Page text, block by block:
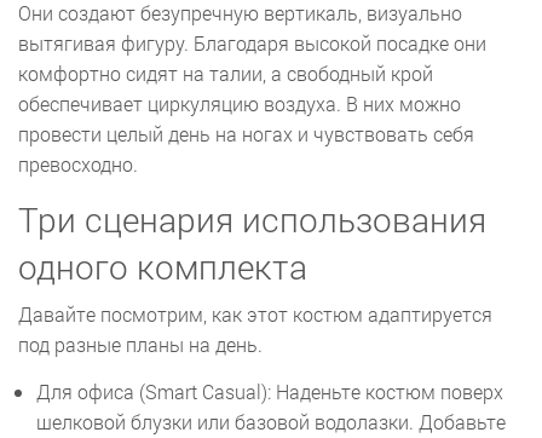
Они создают безупречную вертикаль, визуально
вытягивая фигуру. Благодаря высокой посадке они
комфортно сидят на талии, а свободный крой
обеспечивает циркуляцию воздуха. В них можно
провести целый день на ногах и чувствовать себя
превосходно.
Три сценария использования
одного комплекта
Давайте посмотрим, как этот костюм адаптируется
под разные планы на день.
Для офиса (Smart Casual): Наденьте костюм поверх
шелковой блузки или базовой водолазки. Добавьте